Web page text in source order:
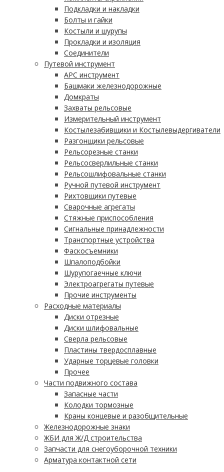
Подкладки и накладки
Болты и гайки
Костыли и шурупы
Прокладки и изоляция
Соединители
Путевой инструмент
АРС инструмент
Башмаки железнодорожные
Домкраты
Захваты рельсовые
Измерительный инструмент
Костылезабивщики и Костылевыдергиватели
Разгонщики рельсовые
Рельсорезные станки
Рельсосверлильные станки
Рельсошлифовальные станки
Ручной путевой инструмент
Рихтовщики путевые
Сварочные агрегаты
Стяжные приспособления
Сигнальные принадлежности
Транспортные устройства
Фаскосъемники
Шпалоподбойки
Шурупогаечные ключи
Электроагрегаты путевые
Прочие инструменты
Расходные материалы
Диски отрезные
Диски шлифовальные
Сверла рельсовые
Пластины твердосплавные
Ударные торцевые головки
Прочее
Части подвижного состава
Запасные части
Колодки тормозные
Краны концевые и разобщительные
Железнодорожные знаки
ЖБИ для Ж/Д строительства
Запчасти для снегоуборочной техники
Арматура контактной сети